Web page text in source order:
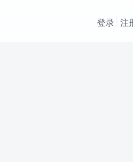
登录 注